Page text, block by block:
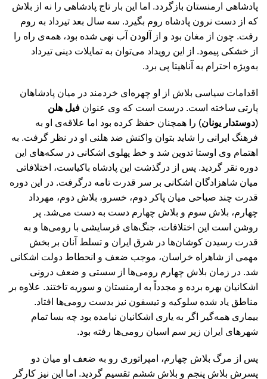
پادشاهی ارمنستان بازگردد. اما این بار تاج پادشاهی را نه از بلاش
که از دست نرون پادشاه روم بگیرد. سه سال بعد تیرداد به روم
رفت. چون از مغان بود و از آلودن آب نهی شده بود، همه‌ی راه را
از خشکی پیمود. از این رویداد می‌توان به تمایلات دینی تیرداد
به‌ویژه احترام به آناهیتا پی برد.
اقدامات سیاسی بلاش از او چهره‌ای خردمند در میان پادشاهان
پارتی ساخته است. درست است که وی عنوان فیل هلن
(دوستدار یونان) را همچنان حفظ کرده بود اما علاقه‌ی او به
فرهنگ ایرانی را شاید بتوان واکنش ضد هلنی او در نظر گرفت. به
اهتمام وی اوستا تدوین شد و خط پهلوی اشکانی در سکه‌های این
دوره نقر گردید. پس از درگذشت این پادشاه باکیاست، اختلافاتی
میان شاهزادگان اشکانی بر سر قدرت تامه درگرفت. در این دوره
قدرت چند صباحی میان پاکر دوم، خسرو، بلاش دوم، مهرداد
چهارم، بلاش سوم و بلاش چهارم دست به دست می‌شد. پر
روشن است این اختلافات، جنگ‌های فرسایشی با رومی‌ها و به
قدرت رسیدن کوشان‌ها در شرق ایران و تسلط آنان بر بخش
مهمی از شاهراه خراسان، موجب ضعف و انحطاط دولت اشکانی
شد. در زمان بلاش چهارم رومی‌ها از سستی و ضعف درونی
اشکانیان بهره برده و مجدداً به ارمنستان و سوریه تاختند. علاوه بر
مناطق یاد شده سلوکیه و تیسفون نیز بدست رومی‌ها افتاد.
بیماری همه‌گیر اگر به یاری اشکانیان نیامده بود چه بسا تمام
شهرهای ایران زیر سم اسبان رومی‌ها رفته بود.
پس از مرگ بلاش چهارم، امپراتوری رو به ضعف او میان دو
پسرش بلاش پنجم و بلاش ششم تقسیم گردید. اما این نیز کارگر